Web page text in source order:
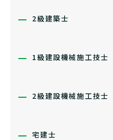
2級建築士
1級建設機械施工技士
2級建設機械施工技士
宅建士